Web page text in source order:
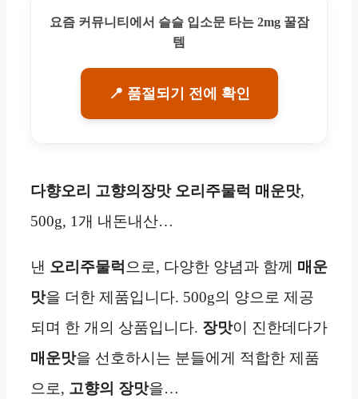
요즘 커뮤니티에서 슬슬 입소문 타는 2mg 꿀잠
템
📍 품절되기 전에 확인
다향오리 고향의장맛 오리주물럭 매운맛,
500g, 1개 내돈내산…
낸 오리주물럭 으로, 다양한 양념과 함께 매운
맛을 더한 제품입니다. 500g의 양으로 제공
되며 한 개의 상품입니다. 장맛이 진한데다가
매운맛을 선호하시는 분들에게 적합한 제품
으로, 고향의 장맛을…